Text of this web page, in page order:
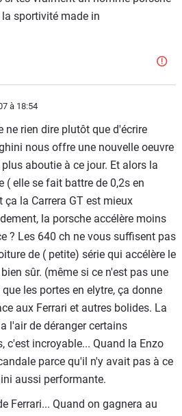
sportivité made in
à 18:54
ne rien dire plutôt que d'écrire
nous offre une nouvelle oeuvre
aboutie à ce jour. Et alors la
elle se fait battre de 0,2s en
la Carrera GT est mieux
la porsche accélère moins
? Les 640 ch ne vous suffisent pas
de ( petite) série qui accélère le
sûr. (même si ce n'est pas une
les portes en elytre, ça donne
aux Ferrari et autres bolides. La
l'air de déranger certains
c'est incroyable... Quand la Enzo
parce qu'il n'y avait pas à ce
aussi performante.
Ferrari... Quand on gagnera au